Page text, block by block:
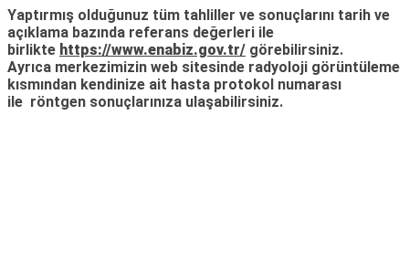
Yaptırmış olduğunuz tüm tahliller ve sonuçlarını tarih ve
açıklama bazında referans değerleri ile
birlikte https://www.enabiz.gov.tr/ görebilirsiniz.
Ayrıca merkezimizin web sitesinde radyoloji görüntüleme
kısmından kendinize ait hasta protokol numarası
ile röntgen sonuçlarınıza ulaşabilirsiniz.